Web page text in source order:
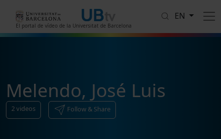
El portal de vídeo de la Universitat de Barcelona
EN
Melendo, José Luis
2videos Follow & Share